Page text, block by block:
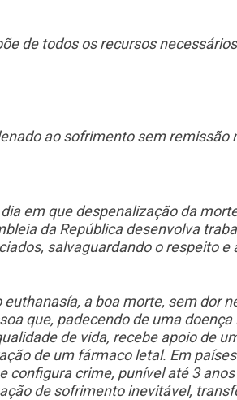
de todos os recursos
ao sofrimento sem remissão
dia em que despenalização da
da República desenvolva
salvaguardando o respeito e
a boa morte, sem dor
que, padecendo de uma
de vida, recebe apoio de
de um fármaco letal. Em
configura crime, punível até 3
de sofrimento inevitável,